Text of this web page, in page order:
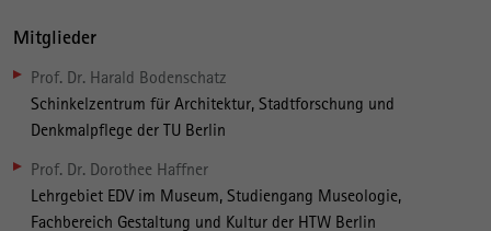
Mitglieder
Prof. Dr. Harald Bodenschatz
Schinkelzentrum für Architektur, Stadtforschung und
Denkmalpflege der TU Berlin
Prof. Dr. Dorothee Haffner
Lehrgebiet EDV im Museum, Studiengang Museologie,
Fachbereich Gestaltung und Kultur der HTW Berlin